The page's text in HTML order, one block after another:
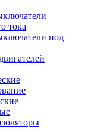
тока
под